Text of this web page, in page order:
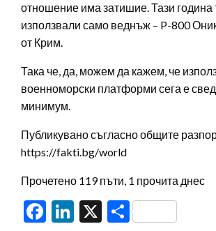
отношение има затишие. Тази година
използвали само веднъж – P-800
от Крим.
Така че, да, можем да кажем, че
военноморски платформи сега е
минимум.
Публикувано съгласно общите
https://fakti.bg/world
Прочетено 119 пъти, 1 прочита днес
Facebook
LinkedIn
X Share